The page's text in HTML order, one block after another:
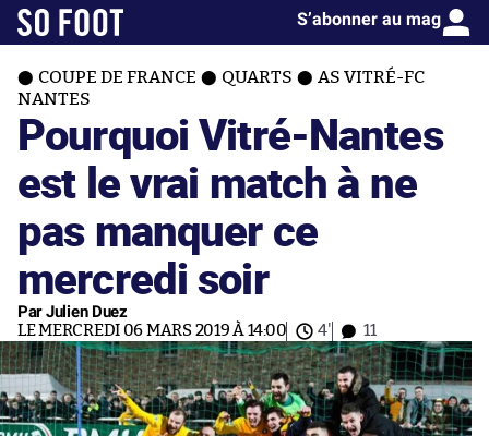
S’abonner au mag
COUPE DE FRANCE QUARTS
AS VITRÉ-FC
NANTES
Pourquoi Vitré-Nantes
est le vrai match à ne
pas manquer ce
mercredi soir
Par Julien Duez
LE MERCREDI 06 MARS 2019 À 14:00 4' 11